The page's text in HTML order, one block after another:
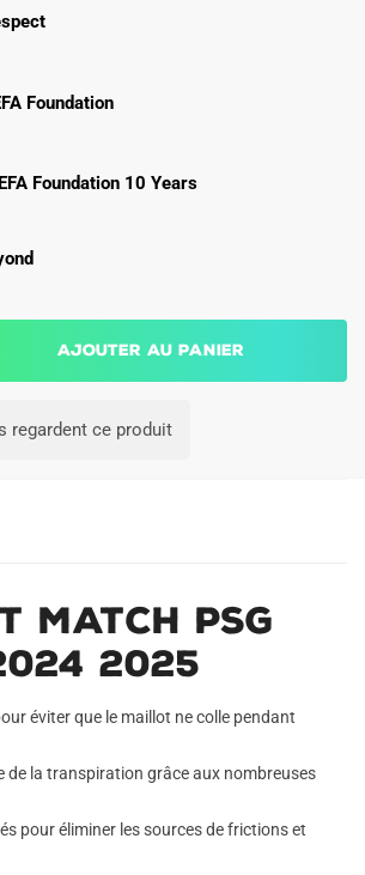
Foundation
Foundation 10 Years
Ajouter au panier
regardent ce produit
PSG
2025
éviter que le maillot ne colle pendant
de la transpiration grâce aux nombreuses
pour éliminer les sources de frictions et